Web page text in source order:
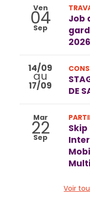
Ven
04
Sep
Job
2026
14/09
au
17/09
DE
Mar
22
Sep
Voir